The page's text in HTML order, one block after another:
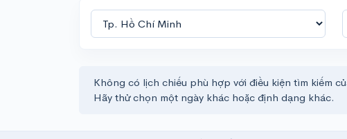
Không có lịch chiếu phù hợp với điều kiện tìm kiếm
Hãy thử chọn một ngày khác hoặc định dạng khác.